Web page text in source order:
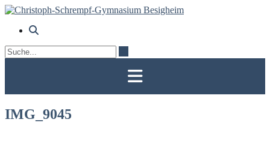
Skip
content
IMG_9045